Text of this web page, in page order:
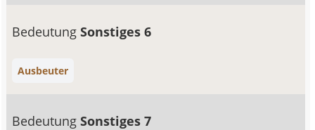
BedeutungSonstiges 6
Ausbeuter
BedeutungSonstiges 7